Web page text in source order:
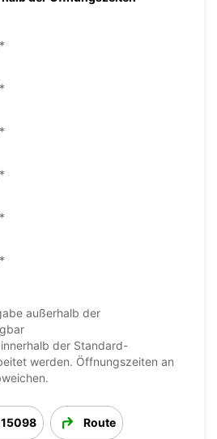
außerhalb der
der Standard-
werden. Öffnungszeiten an
Route